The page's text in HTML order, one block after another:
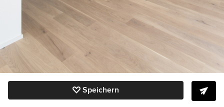
Speichern